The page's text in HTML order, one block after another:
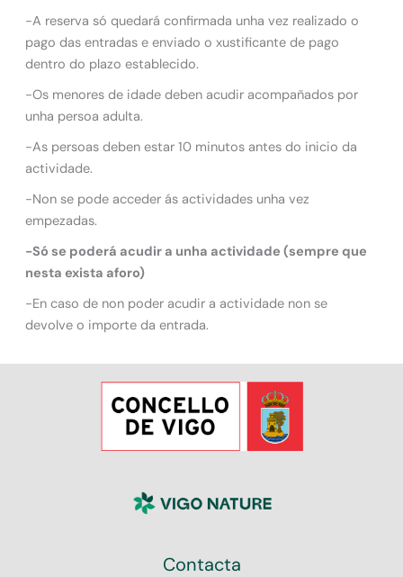
-A reserva só quedará confirmada unha vez realizado o
pago das entradas e enviado o xustificante de pago
dentro do plazo establecido.
-Os menores de idade deben acudir acompañados por
unha persoa adulta.
-As persoas deben estar 10 minutos antes do inicio da
actividade.
-Non se pode acceder ás actividades unha vez
empezadas.
-Só se poderá acudir a unha actividade (sempre que
nesta exista aforo)
-En caso de non poder acudir a actividade non se
devolve o importe da entrada.
Contacta